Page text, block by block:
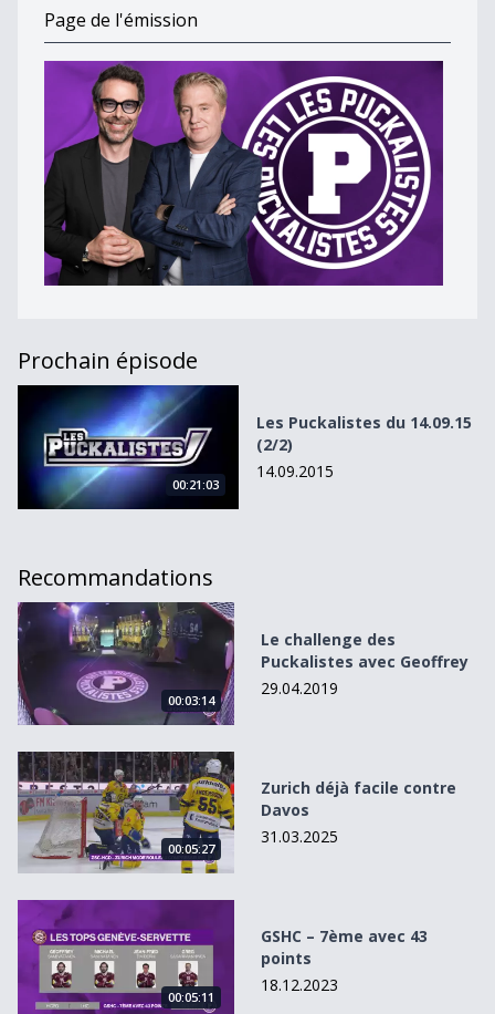
Page de l'émission
Prochain épisode
Les Puckalistes du 14.09.15 (2/2)
00:21:03
Les Puckalistes du 14.09.15
(2/2)
14.09.2015
Recommandations
Le challenge des Puckalistes avec Geoffrey
00:03:14
Le challenge des
Puckalistes avec Geoffrey
29.04.2019
Zurich déjà facile contre Davos
00:05:27
Zurich déjà facile contre
Davos
31.03.2025
GSHC – 7ème avec 43 points
00:05:11
GSHC – 7ème avec 43
points
18.12.2023